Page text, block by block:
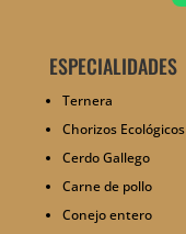
ESPECIALIDADES
Ternera
Chorizos Ecológicos
Cerdo Gallego
Carne de pollo
Conejo entero